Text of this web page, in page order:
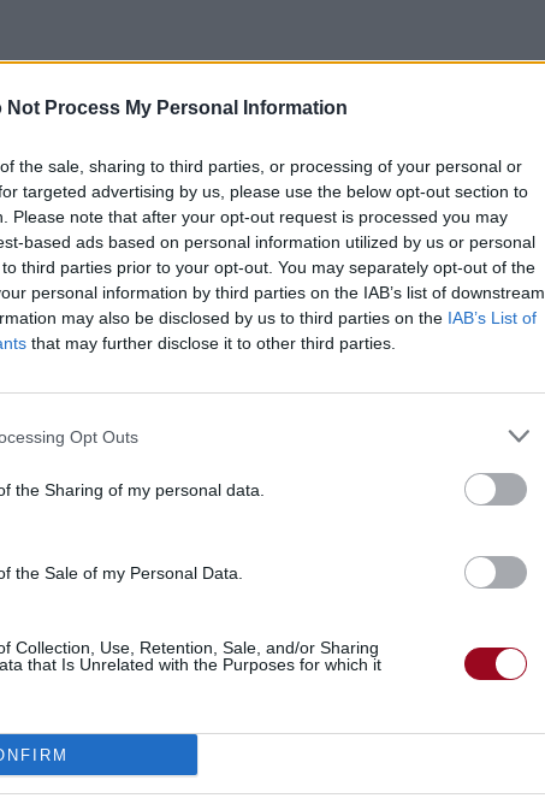
Not Process My Personal Information
the sale, sharing to third parties, or processing of your personal or
targeted advertising by us, please use the below opt-out section to
Please note that after your opt-out request is processed you may
based ads based on personal information utilized by us or personal
third parties prior to your opt-out. You may separately opt-out of the
personal information by third parties on the IAB’s list of downstream
may also be disclosed by us to third parties on the IAB’s List of
that may further disclose it to other third parties.
Opt Outs
the Sharing of my personal data.
the Sale of my Personal Data.
Collection, Use, Retention, Sale, and/or Sharing
that Is Unrelated with the Purposes for which it